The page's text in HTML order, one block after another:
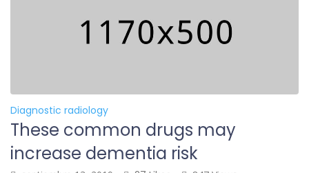
Diagnostic radiology
These common drugs may
increase dementia risk